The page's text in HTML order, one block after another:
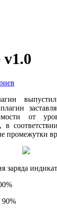
от
в
промежутки
заряда